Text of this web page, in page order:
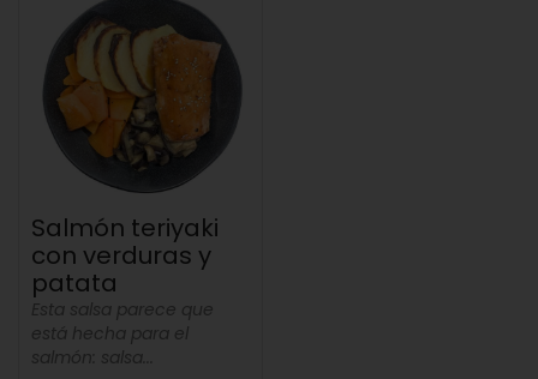
Salmón teriyaki
con verduras y
patata
Esta salsa parece que
está hecha para el
salmón: salsa...